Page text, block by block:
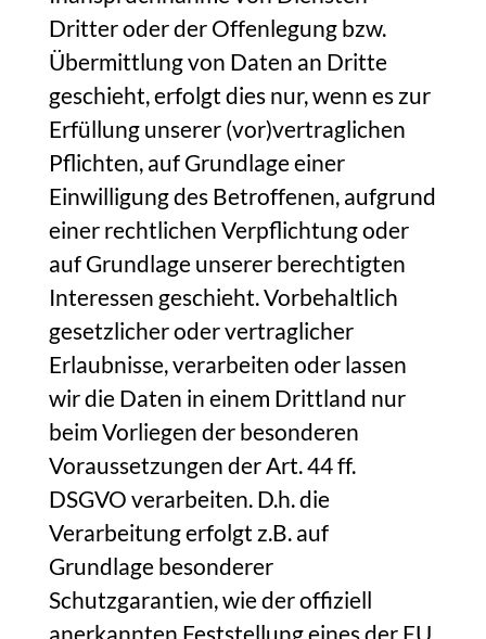
Dritter oder der Offenlegung bzw.
Übermittlung von Daten an Dritte
geschieht, erfolgt dies nur, wenn es zur
Erfüllung unserer (vor)vertraglichen
Pflichten, auf Grundlage einer
Einwilligung des Betroffenen, aufgrund
einer rechtlichen Verpflichtung oder
auf Grundlage unserer berechtigten
Interessen geschieht. Vorbehaltlich
gesetzlicher oder vertraglicher
Erlaubnisse, verarbeiten oder lassen
wir die Daten in einem Drittland nur
beim Vorliegen der besonderen
Voraussetzungen der Art. 44 ff.
DSGVO verarbeiten. D.h. die
Verarbeitung erfolgt z.B. auf
Grundlage besonderer
Schutzgarantien, wie der offiziell
anerkannten Feststellung eines der EU